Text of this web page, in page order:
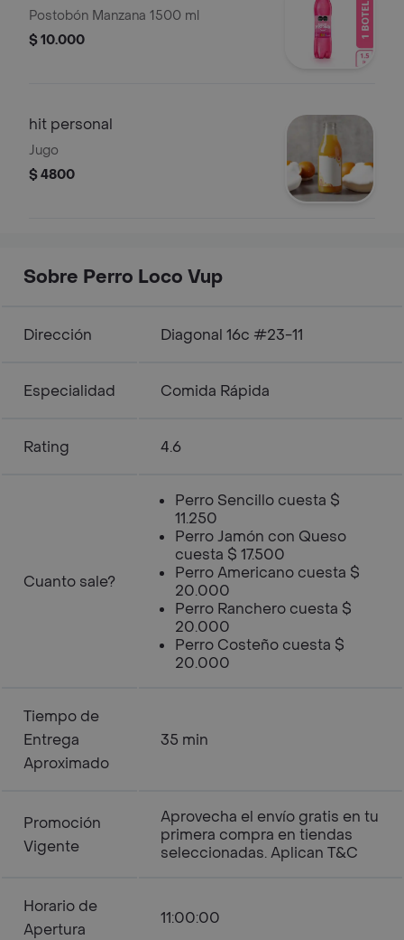
Postobón Manzana 1500 ml
$ 10.000
hit personal
Jugo
$ 4800
Sobre Perro Loco Vup
Dirección Diagonal 16c #23-11
Especialidad Comida Rápida
Rating 4.6
Cuanto sale?
Perro Sencillo cuesta $
11.250
Perro Jamón con Queso
cuesta $ 17.500
Perro Americano cuesta $
20.000
Perro Ranchero cuesta $
20.000
Perro Costeño cuesta $
20.000
Tiempo de
Entrega
Aproximado
35 min
Promoción
Vigente
Aprovecha el envío gratis en tu
primera compra en tiendas
seleccionadas. Aplican T&C
Horario de
Apertura
11:00:00